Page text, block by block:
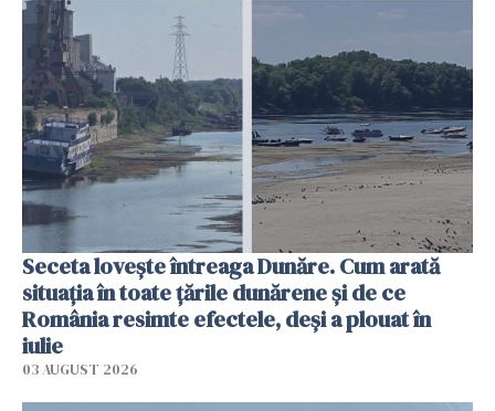
Seceta lovește întreaga Dunăre. Cum arată
situația în toate țările dunărene și de ce
România resimte efectele, deși a plouat în
iulie
03 AUGUST 2026